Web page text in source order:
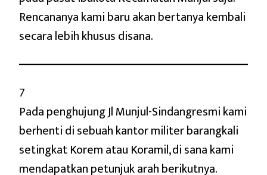
Rencananya kami baru akan bertanya kembali
secara lebih khusus disana.
7
Pada penghujung Jl Munjul-Sindangresmi kami
berhenti di sebuah kantor militer barangkali
setingkat Korem atau Koramil, di sana kami
mendapatkan petunjuk arah berikutnya.